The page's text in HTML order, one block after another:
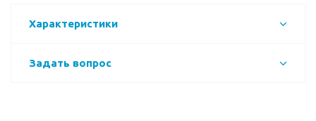
Характеристики
Задать вопрос